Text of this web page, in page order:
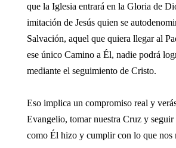
que la Iglesia entrará en la Gloria de
imitación de Jesús quien se
Salvación, aquel que quiera llegar al
ese único Camino a Él, nadie podrá
mediante el seguimiento de Cristo.
Eso implica un compromiso real y
Evangelio, tomar nuestra Cruz y seguir
como Él hizo y cumplir con lo que nos